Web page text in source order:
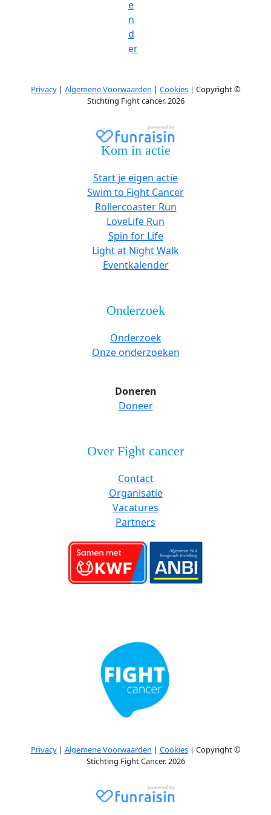
e
n
d
er
Privacy| Algemene Voorwaarden | Cookies| Copyright ©
Stichting Fight cancer. 2026
Kom in actie
Start je eigen actie
Swim to Fight Cancer
Rollercoaster Run
LoveLife Run
Spin for Life
Light at Night Walk
Eventkalender
Onderzoek
Onderzoek
Onze onderzoeken
Doneren
Doneer
Over Fight cancer
Contact
Organisatie
Vacatures
Partners
Privacy| Algemene Voorwaarden | Cookies| Copyright ©
Stichting Fight Cancer. 2026